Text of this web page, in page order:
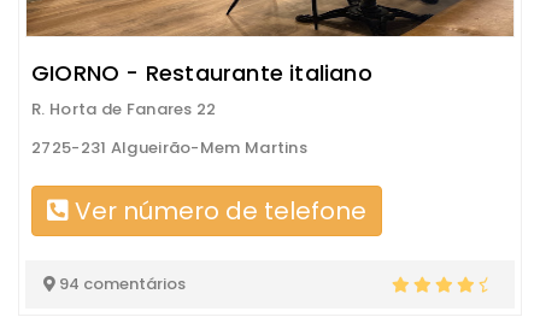
GIORNO - Restaurante italiano
R. Horta de Fanares 22
2725-231 Algueirão-Mem Martins
Ver número de telefone
94 comentários